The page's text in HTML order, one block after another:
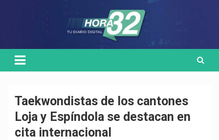
Taekwondistas de los cantones
Loja y Espíndola se destacan en
cita internacional